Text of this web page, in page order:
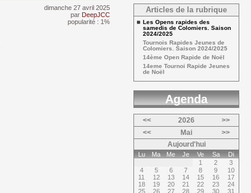
dimanche 27 avril 2025
par DeepJCC
popularité : 1%
Articles de la rubrique
Les Opens rapides des
samedis de Colomiers. Saison
2024/2025
Tournois Rapides Jeunes de
Colomiers. Saison 2024/2025
14ème Open Rapide de Noël
14eme Tournoi Rapide Jeunes
de Noël
Agenda
<< 2026
>>
<<
Mai
>>
Aujourd'hui
Lu Ma Me Je Ve Sa
Di
1
2
3
4
5 6 7 8 9
10
11
12 13 14 15 16
17
18
19 20 21 22 23
24
25
26 27 28 29 30 31